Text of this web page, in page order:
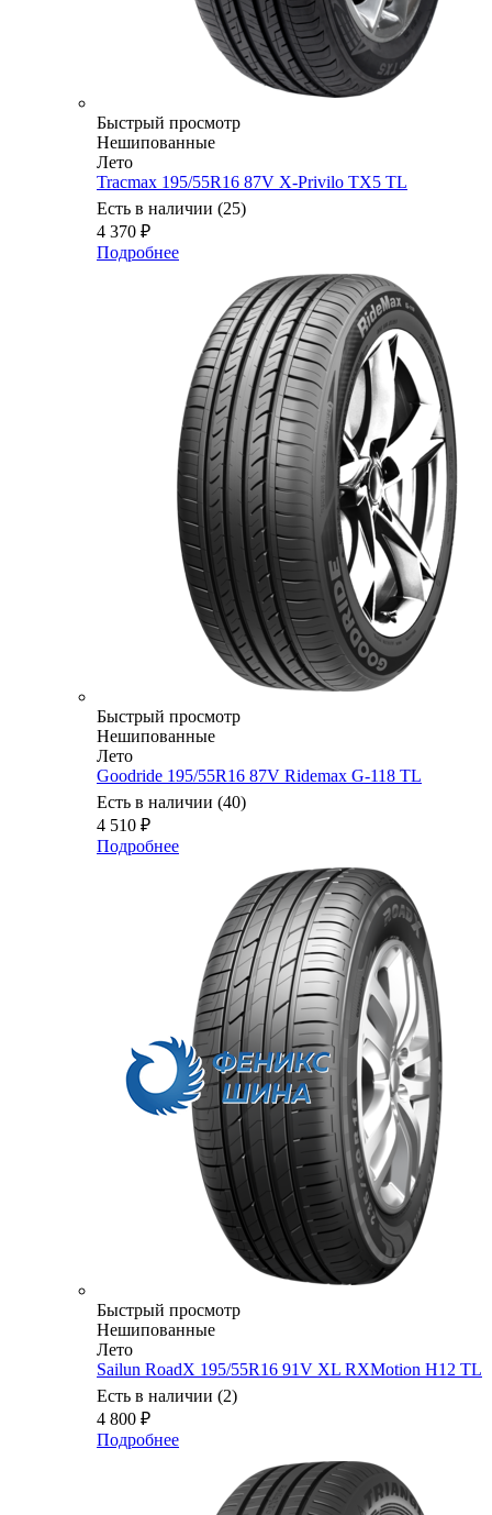
Быстрый просмотр
Нешипованные
Лето
Tracmax 195/55R16 87V X-Privilo TX5 TL
Есть в наличии (25)
4 370 ₽
Подробнее
Быстрый просмотр
Нешипованные
Лето
Goodride 195/55R16 87V Ridemax G-118 TL
Есть в наличии (40)
4 510 ₽
Подробнее
Быстрый просмотр
Нешипованные
Лето
Sailun RoadX 195/55R16 91V XL RXMotion H12 TL
Есть в наличии (2)
4 800 ₽
Подробнее